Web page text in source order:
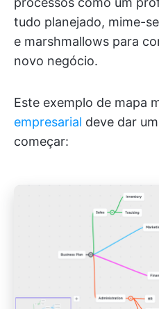
tudo planejado, mime-
e marshmallows para
novo negócio.
Este exemplo de mapa
empresarial deve dar
começar: